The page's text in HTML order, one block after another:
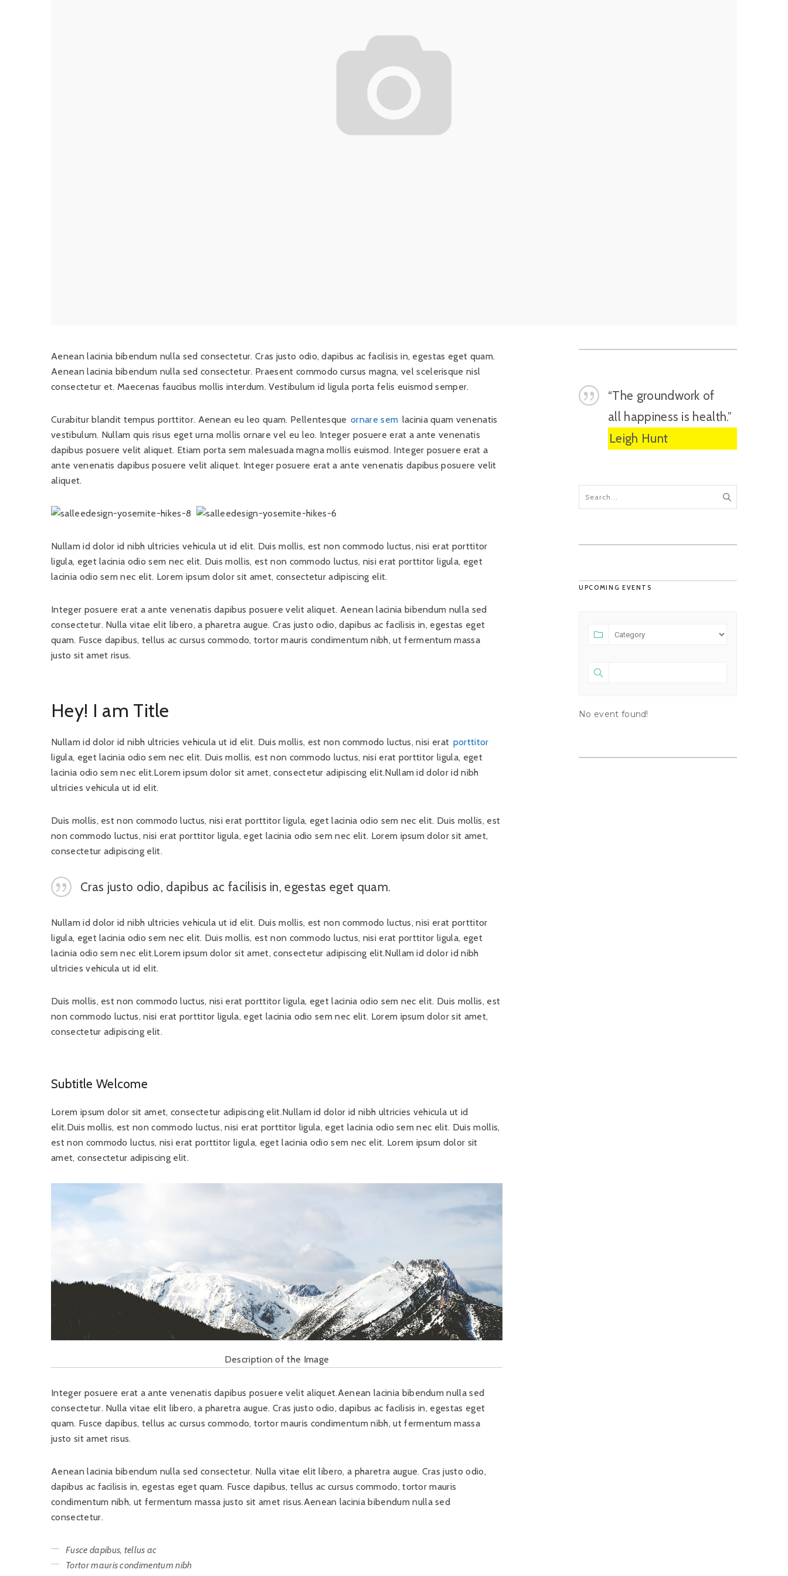
Aenean lacinia bibendum nulla sed consectetur. Cras justo odio, dapibus ac facilisis in, egestas eget quam.
Aenean lacinia bibendum nulla sed consectetur. Praesent commodo cursus magna, vel scelerisque nisl
consectetur et. Maecenas faucibus mollis interdum. Vestibulum id ligula porta felis euismod semper.
Curabitur blandit tempus porttitor. Aenean eu leo quam. Pellentesque ornare sem lacinia quam venenatis
vestibulum. Nullam quis risus eget urna mollis ornare vel eu leo. Integer posuere erat a ante venenatis
dapibus posuere velit aliquet. Etiam porta sem malesuada magna mollis euismod. Integer posuere erat a
ante venenatis dapibus posuere velit aliquet. Integer posuere erat a ante venenatis dapibus posuere velit
aliquet.
Nullam id dolor id nibh ultricies vehicula ut id elit. Duis mollis, est non commodo luctus, nisi erat porttitor
ligula, eget lacinia odio sem nec elit. Duis mollis, est non commodo luctus, nisi erat porttitor ligula, eget
lacinia odio sem nec elit. Lorem ipsum dolor sit amet, consectetur adipiscing elit.
Integer posuere erat a ante venenatis dapibus posuere velit aliquet. Aenean lacinia bibendum nulla sed
consectetur. Nulla vitae elit libero, a pharetra augue. Cras justo odio, dapibus ac facilisis in, egestas eget
quam. Fusce dapibus, tellus ac cursus commodo, tortor mauris condimentum nibh, ut fermentum massa
justo sit amet risus.
Hey! I am Title
Nullam id dolor id nibh ultricies vehicula ut id elit. Duis mollis, est non commodo luctus, nisi erat porttitor
ligula, eget lacinia odio sem nec elit. Duis mollis, est non commodo luctus, nisi erat porttitor ligula, eget
lacinia odio sem nec elit.Lorem ipsum dolor sit amet, consectetur adipiscing elit.Nullam id dolor id nibh
ultricies vehicula ut id elit.
Duis mollis, est non commodo luctus, nisi erat porttitor ligula, eget lacinia odio sem nec elit. Duis mollis, est
non commodo luctus, nisi erat porttitor ligula, eget lacinia odio sem nec elit. Lorem ipsum dolor sit amet,
consectetur adipiscing elit.
Cras justo odio, dapibus ac facilisis in, egestas eget quam.
Nullam id dolor id nibh ultricies vehicula ut id elit. Duis mollis, est non commodo luctus, nisi erat porttitor
ligula, eget lacinia odio sem nec elit. Duis mollis, est non commodo luctus, nisi erat porttitor ligula, eget
lacinia odio sem nec elit.Lorem ipsum dolor sit amet, consectetur adipiscing elit.Nullam id dolor id nibh
ultricies vehicula ut id elit.
Duis mollis, est non commodo luctus, nisi erat porttitor ligula, eget lacinia odio sem nec elit. Duis mollis, est
non commodo luctus, nisi erat porttitor ligula, eget lacinia odio sem nec elit. Lorem ipsum dolor sit amet,
consectetur adipiscing elit.
Subtitle Welcome
Lorem ipsum dolor sit amet, consectetur adipiscing elit.Nullam id dolor id nibh ultricies vehicula ut id
elit.Duis mollis, est non commodo luctus, nisi erat porttitor ligula, eget lacinia odio sem nec elit. Duis mollis,
est non commodo luctus, nisi erat porttitor ligula, eget lacinia odio sem nec elit. Lorem ipsum dolor sit
amet, consectetur adipiscing elit.
Description of the Image
Integer posuere erat a ante venenatis dapibus posuere velit aliquet.Aenean lacinia bibendum nulla sed
consectetur. Nulla vitae elit libero, a pharetra augue. Cras justo odio, dapibus ac facilisis in, egestas eget
quam. Fusce dapibus, tellus ac cursus commodo, tortor mauris condimentum nibh, ut fermentum massa
justo sit amet risus.
Aenean lacinia bibendum nulla sed consectetur. Nulla vitae elit libero, a pharetra augue. Cras justo odio,
dapibus ac facilisis in, egestas eget quam. Fusce dapibus, tellus ac cursus commodo, tortor mauris
condimentum nibh, ut fermentum massa justo sit amet risus.Aenean lacinia bibendum nulla sed
consectetur.
Fusce dapibus, tellus ac
Tortor mauris condimentum nibh
“The groundwork of
all happiness is health.”
Leigh Hunt
UPCOMING EVENTS
No event found!